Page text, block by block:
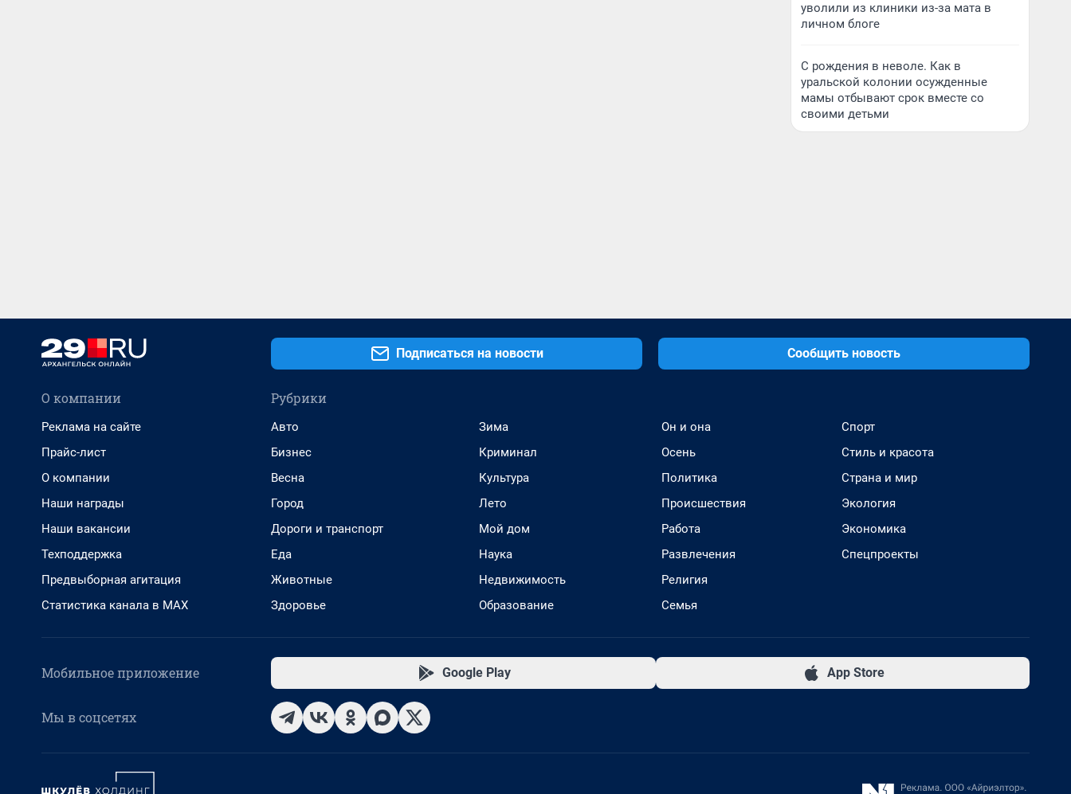
уволили из клиники из-за мата в
личном блоге
С рождения в неволе. Как в
уральской колонии осужденные
мамы отбывают срок вместе со
своими детьми
Подписаться на новости Сообщить новость
О компании
Реклама на сайте
Прайс-лист
О компании
Наши награды
Наши вакансии
Техподдержка
Предвыборная агитация
Статистика канала в MAX
Рубрики
Авто
Бизнес
Весна
Город
Дороги и транспорт
Еда
Животные
Здоровье
Зима
Криминал
Культура
Лето
Мой дом
Наука
Недвижимость
Образование
Он и она
Осень
Политика
Происшествия
Работа
Развлечения
Религия
Семья
Спорт
Стиль и красота
Страна и мир
Экология
Экономика
Спецпроекты
Мобильное приложение Google Play App Store
Мы в соцсетях